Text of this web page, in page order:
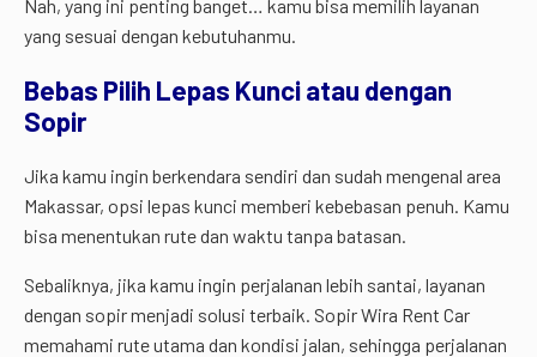
Nah, yang ini penting banget… kamu bisa memilih layanan
yang sesuai dengan kebutuhanmu.
Bebas Pilih Lepas Kunci atau dengan
Sopir
Jika kamu ingin berkendara sendiri dan sudah mengenal area
Makassar, opsi lepas kunci memberi kebebasan penuh. Kamu
bisa menentukan rute dan waktu tanpa batasan.
Sebaliknya, jika kamu ingin perjalanan lebih santai, layanan
dengan sopir menjadi solusi terbaik. Sopir Wira Rent Car
memahami rute utama dan kondisi jalan, sehingga perjalanan